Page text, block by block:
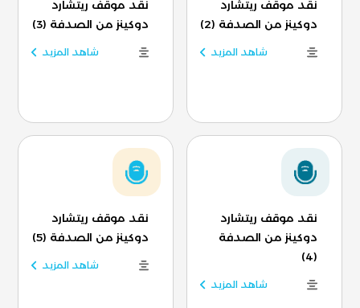
نقد موقف ريتشارد
دوكينز من الصدفة (2)
شاهد المزيد
نقد موقف ريتشارد
دوكينز من الصدفة (3)
شاهد المزيد
نقد موقف ريتشارد
دوكينز من الصدفة
(4)
شاهد المزيد
نقد موقف ريتشارد
دوكينز من الصدفة (5)
شاهد المزيد